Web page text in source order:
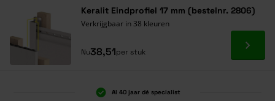
Keralit Eindprofiel 17 mm (bestelnr. 2806)
Verkrijgbaar in 38 kleuren
Nu38,51per stuk Ga
Al 40 jaar dé specialist